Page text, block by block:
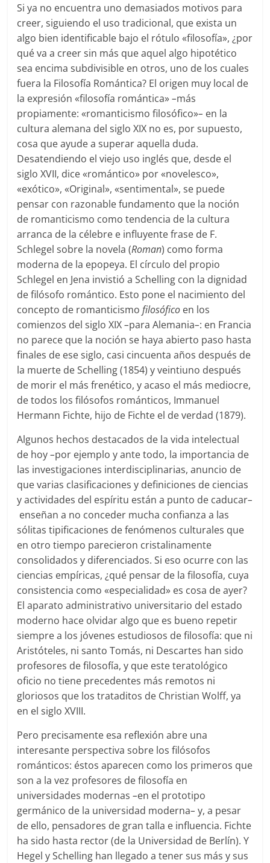
Si ya no encuentra uno demasiados motivos para
creer, siguiendo el uso tradicional, que exista un
algo bien identificable bajo el rótulo «filosofía», ¿por
qué va a creer sin más que aquel algo hipotético
sea encima subdivisible en otros, uno de los cuales
fuera la Filosofía Romántica? El origen muy local de
la expresión «filosofía romántica»–más
propiamente: «romanticismo filosófico»– en la
cultura alemana del siglo XIX no es, por supuesto,
cosa que ayude a superar aquella duda.
Desatendiendo el viejo uso inglés que, desde el
siglo XVII, dice «romántico» por «novelesco»,
«exótico», «Original», «sentimental», se puede
pensar con razonable fundamento que la noción
de romanticismo como tendencia de la cultura
arranca de la célebre e influyente frase de F.
Schlegel sobre la novela (Roman) como forma
moderna de la epopeya. El círculo del propio
Schlegel en Jena invistió a Schelling con la dignidad
de filósofo romántico. Esto pone el nacimiento del
concepto de romanticismofilosófico en los
comienzos del siglo XIX–para Alemania–: en Francia
no parece que la noción se haya abierto paso hasta
finales de ese siglo, casi cincuenta años después de
la muerte de Schelling (1854) y veintiuno después
de morir el más frenético, y acaso el más mediocre,
de todos los filósofos románticos, Immanuel
Hermann Fichte, hijo de Fichte el de verdad (1879).
Algunos hechos destacados de la vida intelectual
de hoy–por ejemplo y ante todo, la importancia de
las investigaciones interdisciplinarias, anuncio de
que varias clasificaciones y definiciones de ciencias
y actividades del espíritu están a punto de caducar–
enseñan a no conceder mucha confianza a las
sólitas tipificaciones de fenómenos culturales que
en otro tiempo parecieron cristalinamente
consolidados y diferenciados. Si eso ocurre con las
ciencias empíricas, ¿qué pensar de la filosofía, cuya
consistencia como «especialidad» es cosa de ayer?
El aparato administrativo universitario del estado
moderno hace olvidar algo que es bueno repetir
siempre a los jóvenes estudiosos de filosofía: que ni
Aristóteles, ni santo Tomás, ni Descartes han sido
profesores de filosofía, y que este teratológico
oficio no tiene precedentes más remotos ni
gloriosos que los trataditos de Christian Wolff, ya
en el siglo XVIII.
Pero precisamente esa reflexión abre una
interesante perspectiva sobre los filósofos
románticos: éstos aparecen como los primeros que
son a la vez profesores de filosofía en
universidades modernas–en el prototipo
germánico de la universidad moderna– y, a pesar
de ello, pensadores de gran talla e influencia. Fichte
ha sido hasta rector (de la Universidad de Berlín). Y
Hegel y Schelling han llegado a tener sus más y sus